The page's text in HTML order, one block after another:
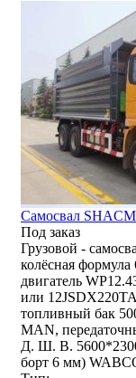
Самосвал
Под заказ
Грузовой -
колёсная формула
двигатель
или
топливный бак
MAN,
Д. Ш. В.
борт 6 мм)